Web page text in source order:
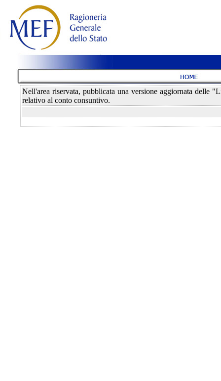
Nell'area riservata, pubblicata una versione aggiornata delle
relativo al conto consuntivo.